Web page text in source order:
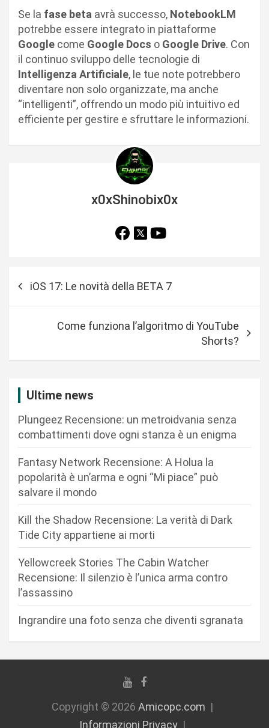
Se la fase beta avrà successo, NotebookLM
potrebbe essere integrato in piattaforme
Google come Google Docs o Google Drive. Con
il continuo sviluppo delle tecnologie di
Intelligenza Artificiale, le tue note potrebbero
diventare non solo organizzate, ma anche
“intelligenti”, offrendo un modo più intuitivo ed
efficiente per gestire e sfruttare le informazioni.
x0xShinobix0x
iOS 17: Le novità della BETA 7
Come funziona l’algoritmo di YouTube
Shorts?
Ultime news
Plungeez Recensione: un metroidvania senza
combattimenti dove ogni stanza è un enigma
Fantasy Network Recensione: A Holua la
popolarità è un’arma e ogni “Mi piace” può
salvare il mondo
Kill the Shadow Recensione: La verità di Dark
Tide City appartiene ai morti
Yellowcreek Stories The Cabin Watcher
Recensione: Il silenzio è l’unica arma contro
l’assassino
Ingrandire una foto senza che diventi sgranata
Copyright © 2026 Amicopc.com
Informazioni Privacy